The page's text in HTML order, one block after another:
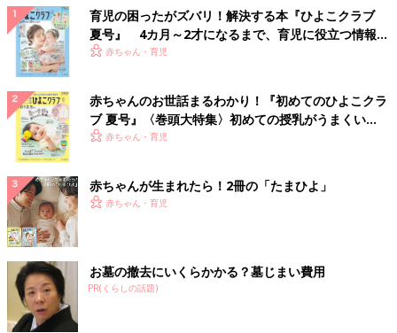
育児の困ったがズバリ！解決する本『ひよこクラブ
夏号』 4カ月～2才になるまで、育児に役立つ情報が
いっぱい！
赤ちゃん・育児
赤ちゃんのお世話まるわかり！『初めてのひよこクラ
ブ 夏号』〈巻頭大特集〉初めての授乳がうまくい
く！ おっぱい・ミルクの基本と夏のトラブル 解決テ
赤ちゃん・育児
赤ちゃんが生まれたら！2冊の「たまひよ」
赤ちゃん・育児
お墓の撤去にいくらかかる？墓じまい費用
PR(くらしの話題)